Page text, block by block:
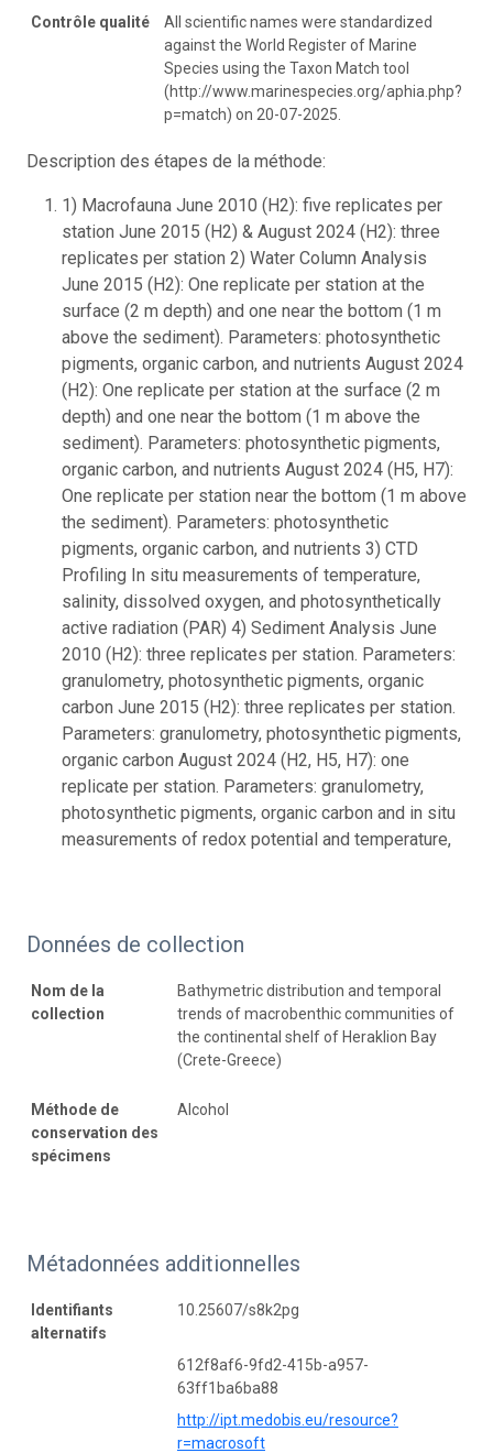
Contrôle qualité
All scientific names were standardized
against the World Register of Marine
Species using the Taxon Match tool
(http://www.marinespecies.org/aphia.php?
p=match) on 20-07-2025.
Description des étapes de la méthode:
1) Macrofauna June 2010 (H2): five replicates per
station June 2015 (H2) & August 2024 (H2): three
replicates per station 2) Water Column Analysis
June 2015 (H2): One replicate per station at the
surface (2 m depth) and one near the bottom (1 m
above the sediment). Parameters: photosynthetic
pigments, organic carbon, and nutrients August 2024
(H2): One replicate per station at the surface (2 m
depth) and one near the bottom (1 m above the
sediment). Parameters: photosynthetic pigments,
organic carbon, and nutrients August 2024 (H5, H7):
One replicate per station near the bottom (1 m above
the sediment). Parameters: photosynthetic
pigments, organic carbon, and nutrients 3) CTD
Profiling In situ measurements of temperature,
salinity, dissolved oxygen, and photosynthetically
active radiation (PAR) 4) Sediment Analysis June
2010 (H2): three replicates per station. Parameters:
granulometry, photosynthetic pigments, organic
carbon June 2015 (H2): three replicates per station.
Parameters: granulometry, photosynthetic pigments,
organic carbon August 2024 (H2, H5, H7): one
replicate per station. Parameters: granulometry,
photosynthetic pigments, organic carbon and in situ
measurements of redox potential and temperature,
Données de collection
Nom de la
collection
Bathymetric distribution and temporal
trends of macrobenthic communities of
the continental shelf of Heraklion Bay
(Crete-Greece)
Méthode de
conservation des
spécimens
Alcohol
Métadonnées additionnelles
Identifiants
alternatifs
10.25607/s8k2pg
612f8af6-9fd2-415b-a957-
63ff1ba6ba88
http://ipt.medobis.eu/resource?
r=macrosoft